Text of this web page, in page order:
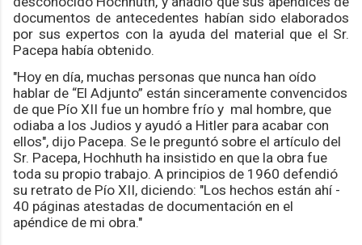
documentos de antecedentes habían sido elaborados
por sus expertos con la ayuda del material que el Sr.
Pacepa había obtenido.
"Hoy en día, muchas personas que nunca han oído
hablar de “El Adjunto” están sinceramente convencidos
de que Pío XII fue un hombre frío y mal hombre, que
odiaba a los Judios y ayudó a Hitler para acabar con
ellos", dijo Pacepa. Se le preguntó sobre el artículo del
Sr. Pacepa, Hochhuth ha insistido en que la obra fue
toda su propio trabajo. A principios de 1960 defendió
su retrato de Pío XII, diciendo: "Los hechos están ahí -
40 páginas atestadas de documentación en el
apéndice de mi obra."